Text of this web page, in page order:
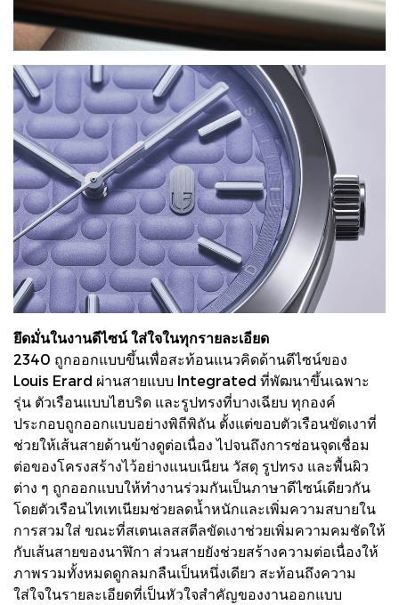
ยึดมั่นในงานดีไซน์ ใส่ใจในทุกรายละเอียด
2340 ถูกออกแบบขึ้นเพื่อสะท้อนแนวคิดด้านดีไซน์ของ
Louis Erard ผ่านสายแบบ Integrated ที่พัฒนาขึ้นเฉพาะ
รุ่น ตัวเรือนแบบไฮบริด และรูปทรงที่บางเฉียบ ทุกองค์
ประกอบถูกออกแบบอย่างพิถีพิถัน ตั้งแต่ขอบตัวเรือนขัดเงาที่
ช่วยให้เส้นสายด้านข้างดูต่อเนื่อง ไปจนถึงการซ่อนจุดเชื่อม
ต่อของโครงสร้างไว้อย่างแนบเนียน วัสดุ รูปทรง และพื้นผิว
ต่าง ๆ ถูกออกแบบให้ทำงานร่วมกันเป็นภาษาดีไซน์เดียวกัน
โดยตัวเรือนไทเทเนียมช่วยลดน้ำหนักและเพิ่มความสบายใน
การสวมใส่ ขณะที่สเตนเลสสตีลขัดเงาช่วยเพิ่มความคมชัดให้
กับเส้นสายของนาฬิกา ส่วนสายยังช่วยสร้างความต่อเนื่องให้
ภาพรวมทั้งหมดดูกลมกลืนเป็นหนึ่งเดียว สะท้อนถึงความ
ใส่ใจในรายละเอียดที่เป็นหัวใจสำคัญของงานออกแบบ